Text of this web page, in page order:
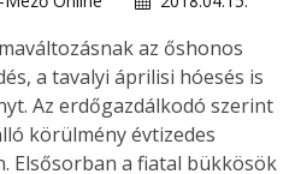
az őshonos
a tavalyi áprilisi hóesés is
Az erdőgazdálkodó szerint
körülmény évtizedes
Elsősorban a fiatal bükkösök